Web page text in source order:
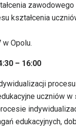
kształcenia
w Opolu.
– 16:00
uczniów
edukacyjnych,